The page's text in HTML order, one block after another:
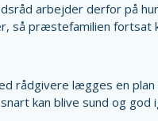
arbejder derfor på
så præstefamilien
rådgivere lægges en
snart kan blive sund og god